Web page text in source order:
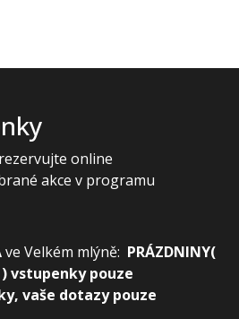
online
akce v programu
ve Velkém mlýně: PRÁZDNINY(
) vstupenky pouze
vaše dotazy pouze